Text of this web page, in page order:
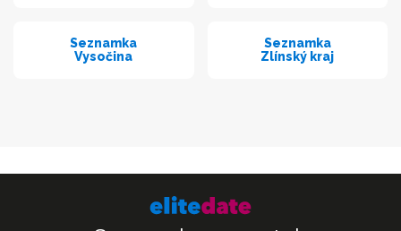
Seznamka
Vysočina
Seznamka
Zlínský kraj